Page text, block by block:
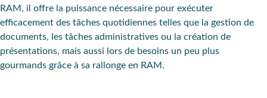
RAM, il offre la puissance nécessaire pour exécuter
efficacement des tâches quotidiennes telles que la gestion de
documents, les tâches administratives ou la création de
présentations, mais aussi lors de besoins un peu plus
gourmands grâce à sa rallonge en RAM.